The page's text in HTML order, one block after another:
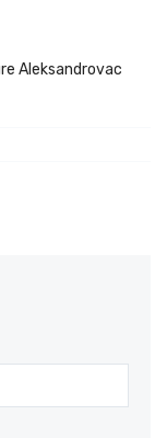
Aleksandrovac